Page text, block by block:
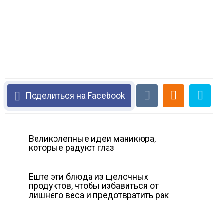
Поделиться на Facebook
Великолепные идеи маникюра,
которые радуют глаз
Еште эти блюда из щелочных
продуктов, чтобы избавиться от
лишнего веса и предотвратить рак